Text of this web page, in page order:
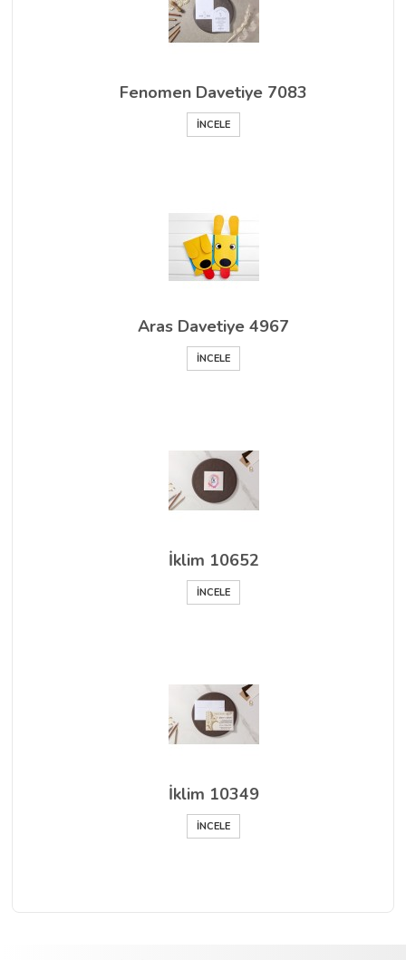
Fenomen Davetiye 7083
İNCELE
Aras Davetiye 4967
İNCELE
İklim 10652
İNCELE
İklim 10349
İNCELE